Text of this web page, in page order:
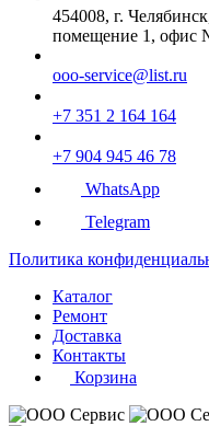
454008, г.
помещение 1, офис
ooo-service@list.ru
+7 351 2 164 164
+7 904 945 46 78
WhatsApp
Telegram
Политика
Каталог
Ремонт
Доставка
Контакты
Корзина